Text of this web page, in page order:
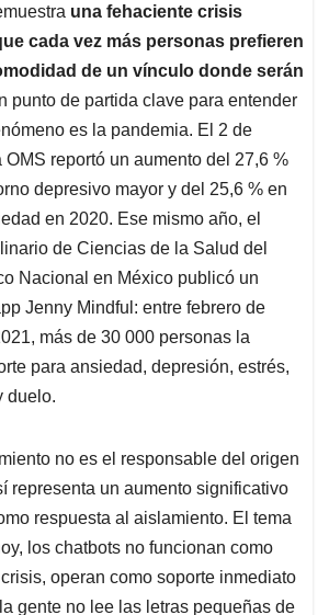
una fehaciente crisis
cada vez más personas prefieren
de un vínculo donde serán
punto de partida clave para entender
es la pandemia. El 2 de
OMS reportó un aumento del 27,6 %
depresivo mayor y del 25,6 % en
en 2020. Ese mismo año, el
de Ciencias de la Salud del
Nacional en México publicó un
Jenny Mindful: entre febrero de
más de 30 000 personas la
para ansiedad, depresión, estrés,
duelo.
no es el responsable del origen
representa un aumento significativo
respuesta al aislamiento. El tema
los chatbots no funcionan como
operan como soporte inmediato
gente no lee las letras pequeñas de